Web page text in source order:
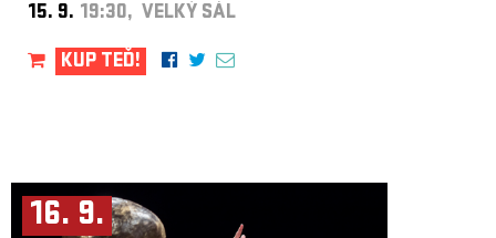
15. 9. 19:30, VELKÝ SÁL
KUP TEĎ!
16. 9.